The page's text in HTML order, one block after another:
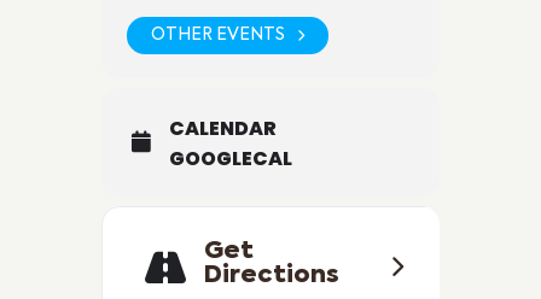
OTHER EVENTS
CALENDAR
GOOGLECAL
Get
Directions